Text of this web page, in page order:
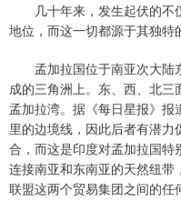
几十年来，发生起伏的不
地位，而这一切都源于其独特
孟加拉国位于南亚次大陆
成的三角洲上。东、西、北
孟加拉湾。据《每日星报》
里的边境线，因此后者有潜
合，而这是印度对孟加拉国
连接南亚和东南亚的天然纽
联盟这两个贸易集团之间的任